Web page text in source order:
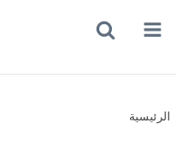
القائمة
الرئيسية